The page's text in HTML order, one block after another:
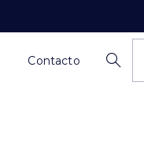
Contacto